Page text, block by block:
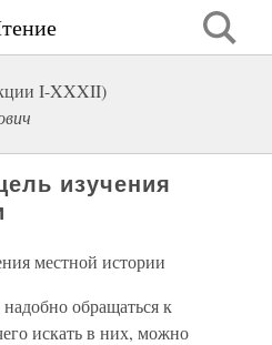
I-XXXII)
изучения
местной истории
обращаться к
искать в них, можно